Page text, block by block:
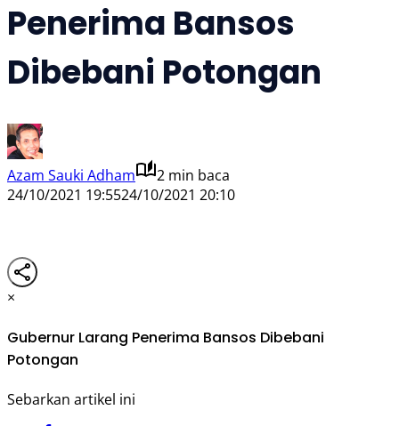
Penerima Bansos
Dibebani Potongan
Azam Sauki Adham
2 min baca
24/10/2021 19:5524/10/2021 20:10
×
Gubernur Larang Penerima Bansos Dibebani
Potongan
Sebarkan artikel ini